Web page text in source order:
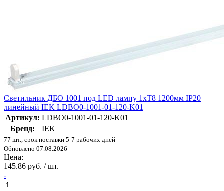
Светильник ДБО 1001 под LED лампу 1хТ8 1200мм IP20
линейный IEK LDBO0-1001-01-120-K01
Артикул: LDBO0-1001-01-120-K01
Бренд:
IEK
77 шт., срок поставки 5-7 рабочих дней
Обновлено 07.08.2026
Цена:
145.86 руб. / шт.
-